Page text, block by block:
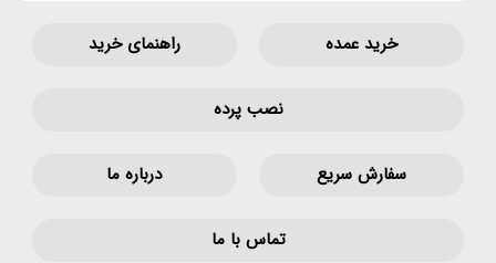
خرید عمده راهنمای خرید
نصب پرده
سفارش سریع درباره ما
تماس با ما